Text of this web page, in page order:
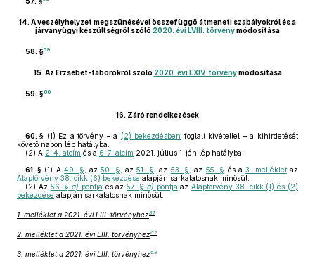
14. A veszélyhelyzet megszűnésével összefüggő átmeneti szabályokról és a
járványügyi készültségről szóló 2020. évi LVIII. törvénymódosítása
58. §59
15. Az Erzsébet-táborokról szóló 2020. évi LXIV. törvénymódosítása
59. §60
16. Záró rendelkezések
60. § (1) Ez a törvény – a (2) bekezdésben foglalt kivétellel – a kihirdetését
követő napon lép hatályba.
(2) A 2–4. alcím és a 6–7. alcím 2021. július 1-jén lép hatályba.
61. § (1) A49. § , az50. § , az51. § , az 53. § , az 55. § és a3. mellékletaz
Alaptörvény 38. cikk (6) bekezdése alapján sarkalatosnak minősül.
(2) Az 56. §a) pontja és az57. § a) pontja azAlaptörvény 38. cikk (1) és (2)
bekezdése alapján sarkalatosnak minősül.
1. melléklet a 2021. évi LIII. törvényhez61
2. melléklet a 2021. évi LIII. törvényhez62
3. melléklet a 2021. évi LIII. törvényhez63